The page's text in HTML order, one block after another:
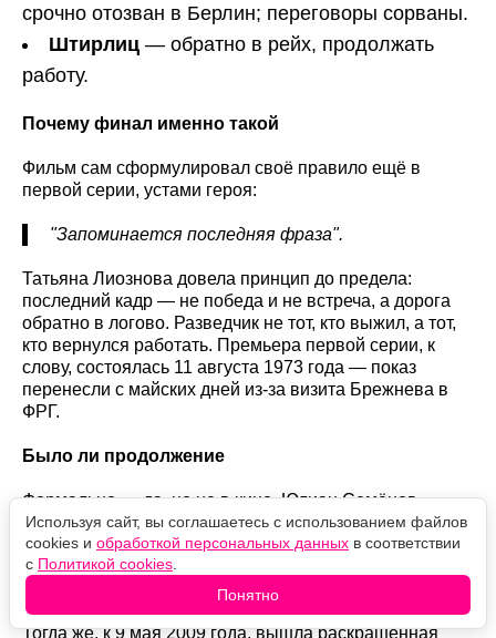
срочно отозван в Берлин; переговоры сорваны.
Штирлиц — обратно в рейх, продолжать
работу.
Почему финал именно такой
Фильм сам сформулировал своё правило ещё в
первой серии, устами героя:
"Запоминается последняя фраза".
Татьяна Лиознова довела принцип до предела:
последний кадр — не победа и не встреча, а дорога
обратно в логово. Разведчик не тот, кто выжил, а тот,
кто вернулся работать. Премьера первой серии, к
слову, состоялась 11 августа 1973 года — показ
перенесли с майских дней из-за визита Брежнева в
ФРГ.
Было ли продолжение
Формально — да, но не в кино. Юлиан Семёнов
написал роман "Приказано выжить" (1982), где Исаев
остаётся в Берлине до последних дней рейха. В 2009
году Сергей Урсуляк снял приквел "Исаев" с
Даниилом Страховым — про молодого Владимирова
во Владивостоке и Эстонии, задолго до Берлина.
Тогда же, к 9 мая 2009 года, вышла раскрашенная
Используя сайт, вы соглашаетесь с использованием файлов
cookies и обработкой персональных данных в соответствии
с Политикой cookies
Понятно